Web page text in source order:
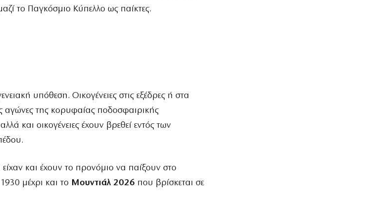
το Παγκόσμιο Κύπελλο ως παίκτες.
υπόθεση. Οικογένειες στις εξέδρες ή στα
αγώνες της κορυφαίας ποδοσφαιρικής
και οικογένειες έχουν βρεθεί εντός των
και έχουν το προνόμιο να παίξουν στο
μέχρι και το Μουντιάλ 2026 που βρίσκεται σε